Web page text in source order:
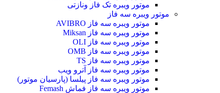
موتور ویبره تک فاز ونازتی
موتور ویبره سه فاز
موتور ویبره سه فاز AVIBRO
موتور ویبره سه فاز Miksan
موتور ویبره سه فاز OLI
موتور ویبره سه فاز OMB
موتور ویبره سه فاز TS
موتور ویبره سه فاز آترو ویب
موتور ویبره سه فاز پیلسا (پارسیان موتور)
موتور ویبره سه فاز فماش Femash